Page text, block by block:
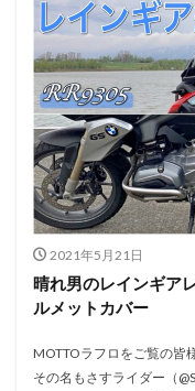
2021年5月21日
晴れ男のレインギア
ルメットカバー
MOTTOラフロをご覧の皆
その名もさすライダー（